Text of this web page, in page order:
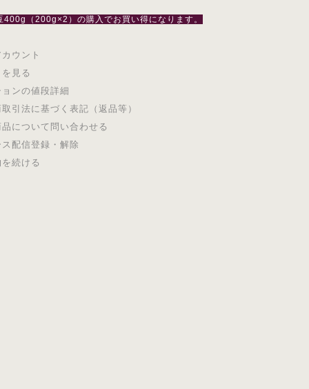
400g（200g×2）の購入でお買い得になります。
ウント
見る
ンの値段詳細
引法に基づく表記（返品等）
について問い合わせる
配信登録・解除
続ける